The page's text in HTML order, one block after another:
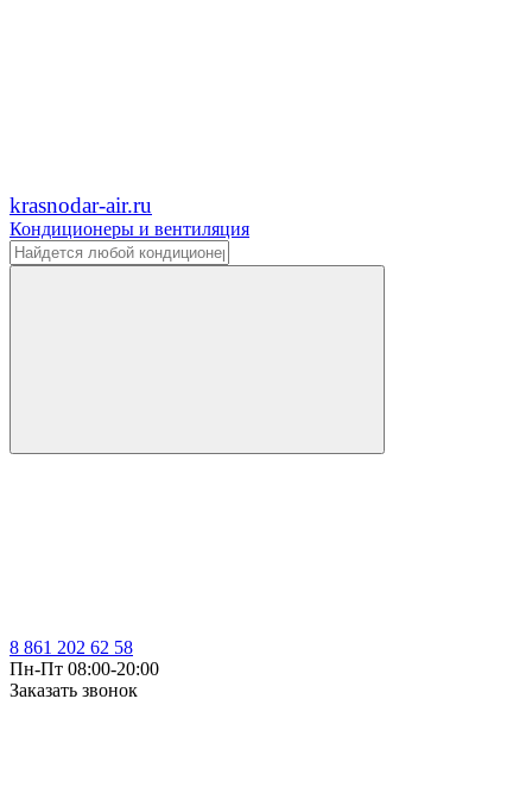
krasnodar-air.ru
Кондиционеры и вентиляция
8 861 202 62 58
Пн-Пт 08:00-20:00
Заказать звонок